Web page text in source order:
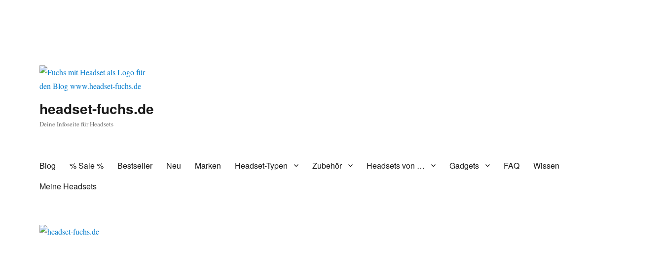
headset-fuchs.de
Deine Infoseite für Headsets
Blog % Sale % Bestseller Neu Marken Headset-Typen Zubehör Headsets von … Gadgets FAQ
Wissen
Meine Headsets